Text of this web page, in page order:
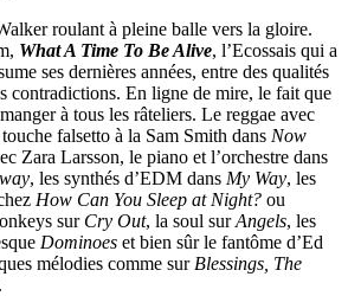
roulant à pleine balle vers la gloire.
What A Time To Be Alive, l’Ecossais qui a
ses dernières années, entre des qualités
contradictions. En ligne de mire, le fait que
à tous les râteliers. Le reggae avec
touche falsetto à la Sam Smith dans Now
Zara Larsson, le piano et l’orchestre dans
, les synthés d’EDM dans My Way, les
How Can You Sleep at Night? ou
sur Cry Out, la soul surAngels, les
Dominoes et bien sûr le fantôme d’Ed
mélodies comme sur Blessings, The